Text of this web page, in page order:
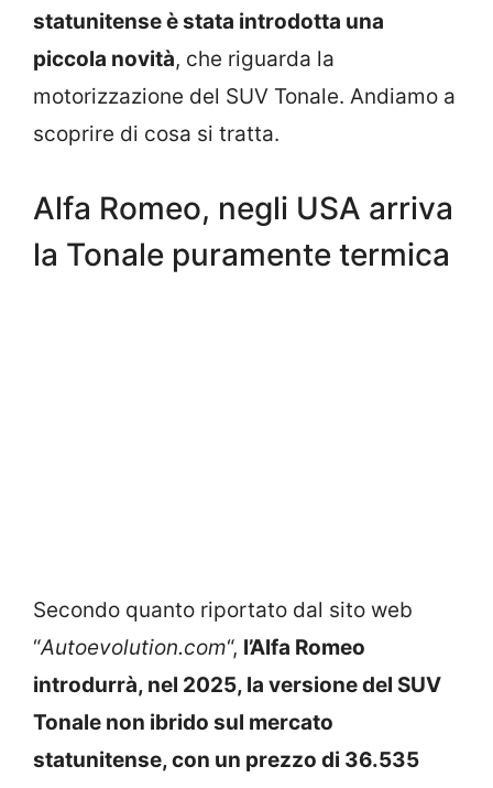
statunitense è stata introdotta una
piccola novità, che riguarda la
motorizzazione del SUV Tonale. Andiamo a
scoprire di cosa si tratta.
Alfa Romeo, negli USA arriva
la Tonale puramente termica
Secondo quanto riportato dal sito web
“Autoevolution.com“, l’Alfa Romeo
introdurrà, nel 2025, la versione del SUV
Tonale non ibrido sul mercato
statunitense, con un prezzo di 36.535